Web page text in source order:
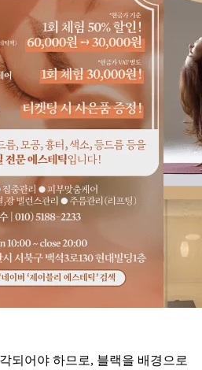
되어야 하므로, 블랙을 배경으로